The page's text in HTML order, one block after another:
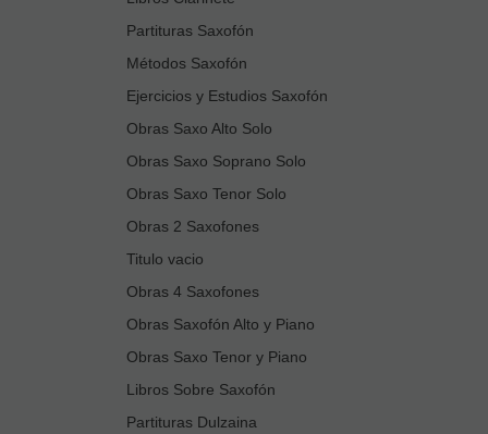
Partituras Saxofón
Métodos Saxofón
Ejercicios y Estudios Saxofón
Obras Saxo Alto Solo
Obras Saxo Soprano Solo
Obras Saxo Tenor Solo
Obras 2 Saxofones
Titulo vacio
Obras 4 Saxofones
Obras Saxofón Alto y Piano
Obras Saxo Tenor y Piano
Libros Sobre Saxofón
Partituras Dulzaina